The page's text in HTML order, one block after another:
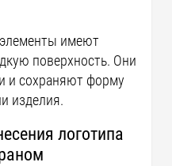
имеют
поверхность. Они
и сохраняют форму
изделия.
логотипа